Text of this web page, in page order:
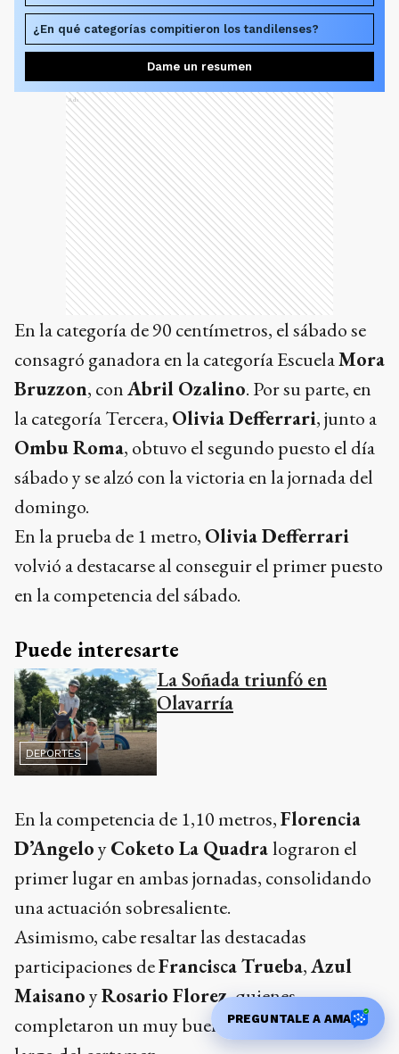
¿En qué categorías compitieron los tandilenses?
Dame un resumen
Ads
En la categoría de 90 centímetros, el sábado se
consagró ganadora en la categoría EscuelaMora
Bruzzon, conAbril Ozalino. Por su parte, en
la categoría Tercera, Olivia Defferrari, junto a
Ombu Roma, obtuvo el segundo puesto el día
sábado y se alzó con la victoria en la jornada del
domingo.
En la prueba de 1 metro, Olivia Defferrari
volvió a destacarse al conseguir el primer puesto
en la competencia del sábado.
Puede interesarte
DEPORTES
La Soñada triunfó en
Olavarría
En la competencia de 1,10 metros,Florencia
D’AngeloyCoketo La Quadralograron el
primer lugar en ambas jornadas, consolidando
una actuación sobresaliente.
Asimismo, cabe resaltar las destacadas
participaciones deFrancisca Trueba,Azul
MaisanoyRosario Florez, quienes
completaron un muy buen desempeño a lo
PREGUNTALE A AMA